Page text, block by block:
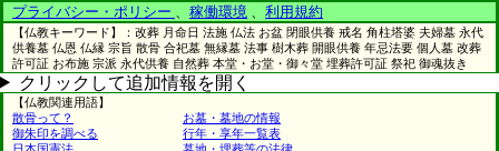
プライバシー・ポリシー
稼働環境 利用規約
【仏教キーワード】：改葬 月命日 法施 仏法 お盆 閉眼供養 戒名 角柱塔婆 夫婦墓 永代
供養墓 仏恩 仏縁 宗旨 散骨 合祀墓 無縁墓 法事 樹木葬 開眼供養 年忌法要 個人墓 改葬
許可証 お布施 宗派 永代供養 自然葬 本堂・お堂・御々堂 埋葬許可証 祭祀 御魂抜き
クリックして追加情報を開く
【仏教関連用語】
散骨って？
お墓・墓地の情報
御朱印を調べる
行年・享年一覧表
日本国憲法
墓地・埋葬等の法律